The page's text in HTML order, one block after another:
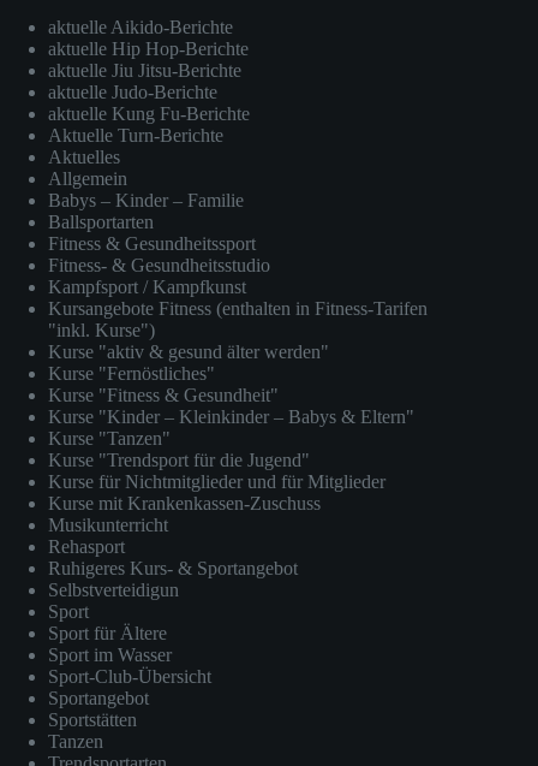
aktuelle Aikido-Berichte
aktuelle Hip Hop-Berichte
aktuelle Jiu Jitsu-Berichte
aktuelle Judo-Berichte
aktuelle Kung Fu-Berichte
Aktuelle Turn-Berichte
Aktuelles
Allgemein
Babys – Kinder – Familie
Ballsportarten
Fitness & Gesundheitssport
Fitness- & Gesundheitsstudio
Kampfsport / Kampfkunst
Kursangebote Fitness (enthalten in Fitness-Tarifen
"inkl. Kurse")
Kurse "aktiv & gesund älter werden"
Kurse "Fernöstliches"
Kurse "Fitness & Gesundheit"
Kurse "Kinder – Kleinkinder – Babys & Eltern"
Kurse "Tanzen"
Kurse "Trendsport für die Jugend"
Kurse für Nichtmitglieder und für Mitglieder
Kurse mit Krankenkassen-Zuschuss
Musikunterricht
Rehasport
Ruhigeres Kurs- & Sportangebot
Selbstverteidigun
Sport
Sport für Ältere
Sport im Wasser
Sport-Club-Übersicht
Sportangebot
Sportstätten
Tanzen